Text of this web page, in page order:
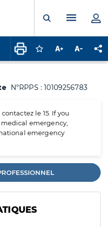
Ouvrir laMenu
Connectez-vous
Augmenter la
N°RPPS : 10109256783
le 15. If you
emergency,
emergency